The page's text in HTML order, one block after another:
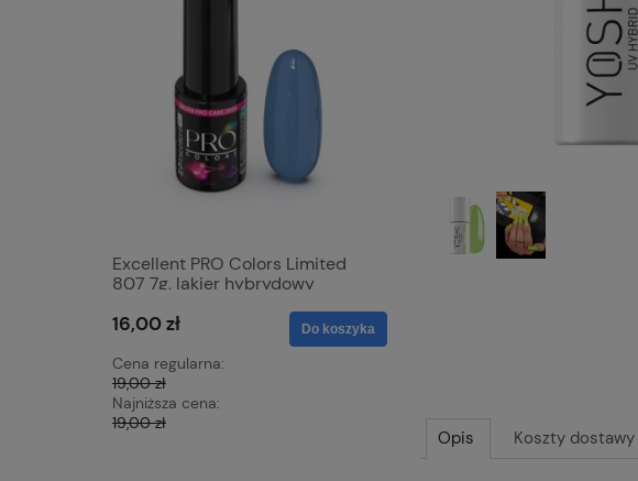
Excellent PRO Colors Limited
807 7g, lakier hybrydowy
16,00 zł
Cena regularna:
19,00 zł
Najniższa cena:
19,00 zł
Do koszyka
Excellent PRO Colors
Opis Koszty dostawy